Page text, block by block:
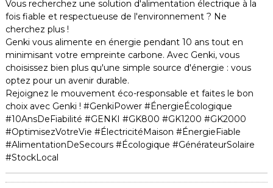
Vous recherchez une solution d'alimentation électrique à la
fois fiable et respectueuse de l'environnement ? Ne
cherchez plus !
Genki vous alimente en énergie pendant 10 ans tout en
minimisant votre empreinte carbone. Avec Genki, vous
choisissez bien plus qu'une simple source d'énergie : vous
optez pour un avenir durable.
Rejoignez le mouvement éco-responsable et faites le bon
choix avec Genki ! #GenkiPower #ÉnergieÉcologique
#10AnsDeFiabilité #GENKI #GK800 #GK1200 #GK2000
#OptimisezVotreVie #ÉlectricitéMaison #ÉnergieFiable
#AlimentationDeSecours #Écologique #GénérateurSolaire
#StockLocal